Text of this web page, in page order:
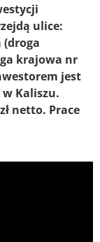
ulice:
(droga
krajowa nr
jest
Kaliszu.
netto. Prace